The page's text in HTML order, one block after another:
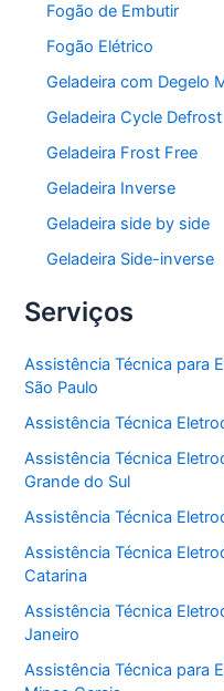
Fogão de Embutir
Fogão Elétrico
Geladeira com Degelo
Geladeira Cycle Defrost
Geladeira Frost Free
Geladeira Inverse
Geladeira side by side
Geladeira Side-inverse
Serviços
Assistência Técnica para
São Paulo
Assistência Técnica
Assistência Técnica
Grande do Sul
Assistência Técnica
Assistência Técnica
Catarina
Assistência Técnica
Janeiro
Assistência Técnica para